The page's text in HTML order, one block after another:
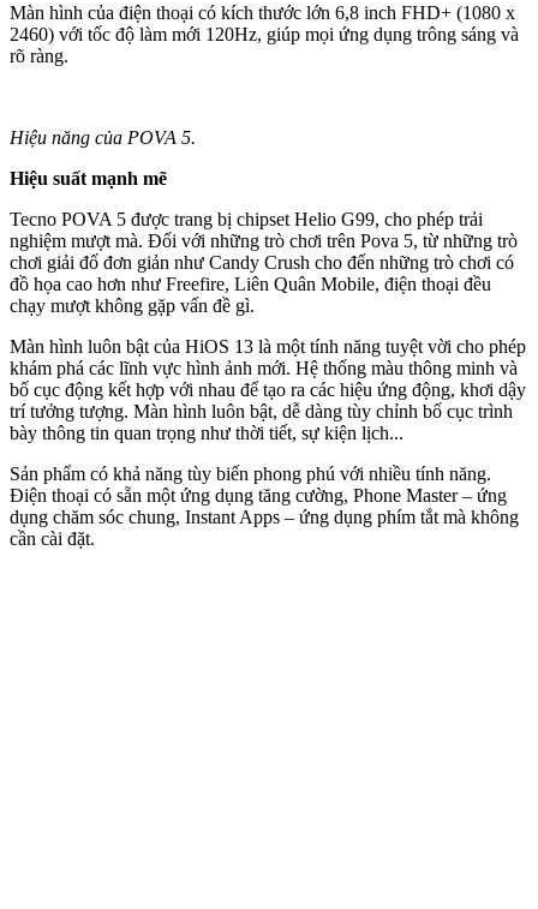
Màn hình của điện thoại có kích thước lớn 6,8 inch FHD+ (1080 x
2460) với tốc độ làm mới 120Hz, giúp mọi ứng dụng trông sáng và
rõ ràng.
Hiệu năng của POVA 5.
Hiệu suất mạnh mẽ
Tecno POVA 5 được trang bị chipset Helio G99, cho phép trải
nghiệm mượt mà. Đối với những trò chơi trên Pova 5, từ những trò
chơi giải đố đơn giản như Candy Crush cho đến những trò chơi có
đồ họa cao hơn như Freefire, Liên Quân Mobile, điện thoại đều
chạy mượt không gặp vấn đề gì.
Màn hình luôn bật của HiOS 13 là một tính năng tuyệt vời cho phép
khám phá các lĩnh vực hình ảnh mới. Hệ thống màu thông minh và
bố cục động kết hợp với nhau để tạo ra các hiệu ứng động, khơi dậy
trí tưởng tượng. Màn hình luôn bật, dễ dàng tùy chỉnh bố cục trình
bày thông tin quan trọng như thời tiết, sự kiện lịch...
Sản phẩm có khả năng tùy biến phong phú với nhiều tính năng.
Điện thoại có sẵn một ứng dụng tăng cường, Phone Master – ứng
dụng chăm sóc chung, Instant Apps – ứng dụng phím tắt mà không
cần cài đặt.